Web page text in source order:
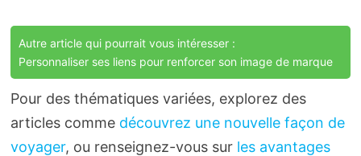
Autre article qui pourrait vous intéresser :
Personnaliser ses liens pour renforcer son image de marque
Pour des thématiques variées, explorez des
articles comme découvrez une nouvelle façon de
voyager, ou renseignez-vous sur les avantages